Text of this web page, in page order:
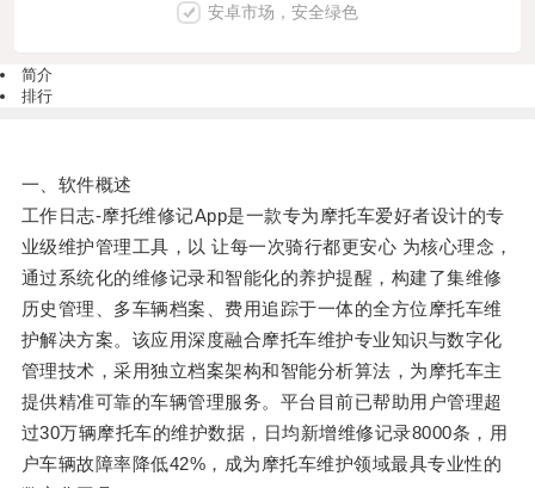
安卓市场，安全绿色
简介
排行
一、软件概述
工作日志-摩托维修记App是一款专为摩托车爱好者设计的专
业级维护管理工具，以 让每一次骑行都更安心 为核心理念，
通过系统化的维修记录和智能化的养护提醒，构建了集维修
历史管理、多车辆档案、费用追踪于一体的全方位摩托车维
护解决方案。该应用深度融合摩托车维护专业知识与数字化
管理技术，采用独立档案架构和智能分析算法，为摩托车主
提供精准可靠的车辆管理服务。平台目前已帮助用户管理超
过30万辆摩托车的维护数据，日均新增维修记录8000条，用
户车辆故障率降低42%，成为摩托车维护领域最具专业性的